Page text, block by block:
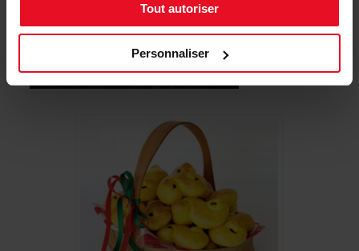
Tout autoriser
Personnaliser